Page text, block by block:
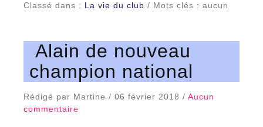
Classé dans : La vie du club / Mots clés : aucun
Alain de nouveau
champion national
Rédigé par Martine / 06 février 2018 / Aucun
commentaire